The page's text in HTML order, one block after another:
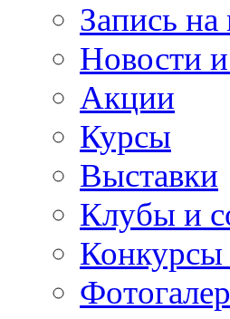
Запись
Новости
Акции
Курсы
Выставки
Клубы и
Конкурсы